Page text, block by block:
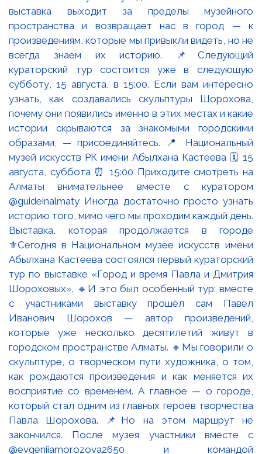
Выставка, которая продолжается в городе
⚜️Сегодня в Национальном музее искусств имени
Абылхана Кастеева состоялся первый кураторский
тур по выставке «Город и время Павла и Дмитрия
Шороховых». 🔹И это был особенный тур: вместе
с участниками выставку прошёл сам Павел
Иванович Шорохов — автор произведений,
которые уже несколько десятилетий живут в
городском пространстве Алматы. 🔸Мы говорили о
скульптуре, о творческом пути художника, о том,
как рождаются произведения и как меняется их
восприятие со временем. А главное — о городе,
который стал одним из главных героев творчества
Павла Шорохова. 📌Но на этом маршрут не
закончился. После музея участники вместе с
@evgeniiamorozova2650 и командой